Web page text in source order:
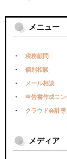
メニュー
税務顧問
個別相談
メール相談
申告書作成コ
クラウド会計
メディア